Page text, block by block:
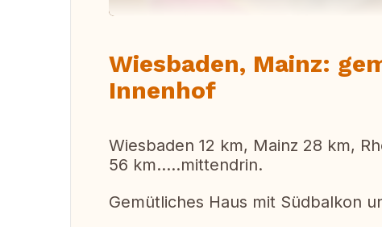
Wiesbaden, Mainz:
Innenhof
Wiesbaden 12 km, Mainz 28 km,
56 km.....mittendrin.
Gemütliches Haus mit Südbalkon